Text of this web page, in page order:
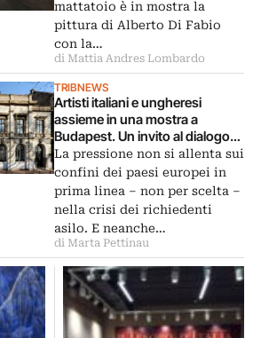
mattatoio è in mostra la
pittura di Alberto Di Fabio
con la…
di Mattia Andres Lombardo
TRIBNEWS
Artisti italiani e ungheresi
assieme in una mostra a
Budapest. Un invito al dialogo
tra due dei paesi in prima linea
nella crisi migranti. Oltre confini
e malumori
La pressione non si allenta sui
confini dei paesi europei in
prima linea – non per scelta –
nella crisi dei richiedenti
asilo. E neanche…
di Marta Pettinau